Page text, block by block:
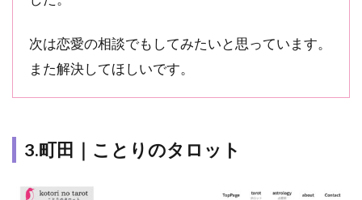
次は恋愛の相談でもしてみたいと思っています。
また解決してほしいです。
3.町田｜ことりのタロット